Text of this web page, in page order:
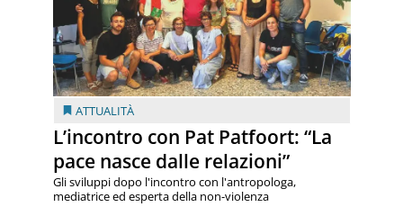
ATTUALITÀ
L’incontro con Pat Patfoort: “La
pace nasce dalle relazioni”
Gli sviluppi dopo l'incontro con l'antropologa,
mediatrice ed esperta della non-violenza